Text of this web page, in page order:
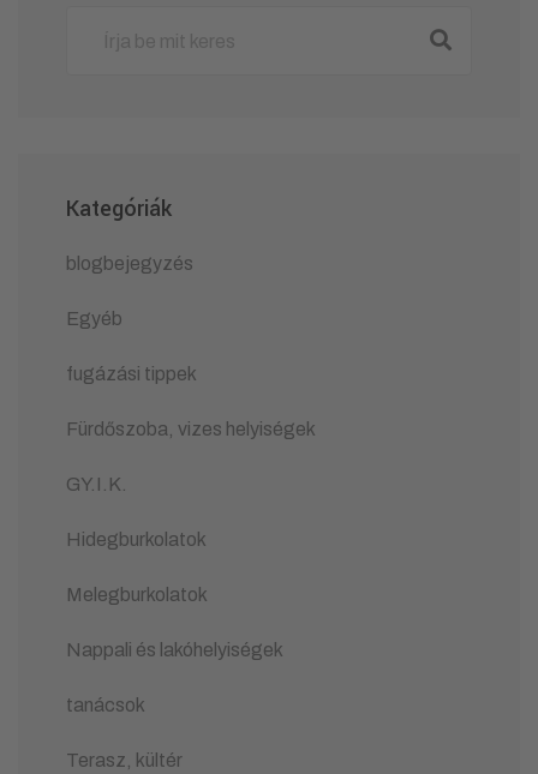
Kategóriák
blogbejegyzés
Egyéb
fugázási tippek
Fürdőszoba, vizes helyiségek
GY.I.K.
Hidegburkolatok
Melegburkolatok
Nappali és lakóhelyiségek
tanácsok
Terasz, kültér